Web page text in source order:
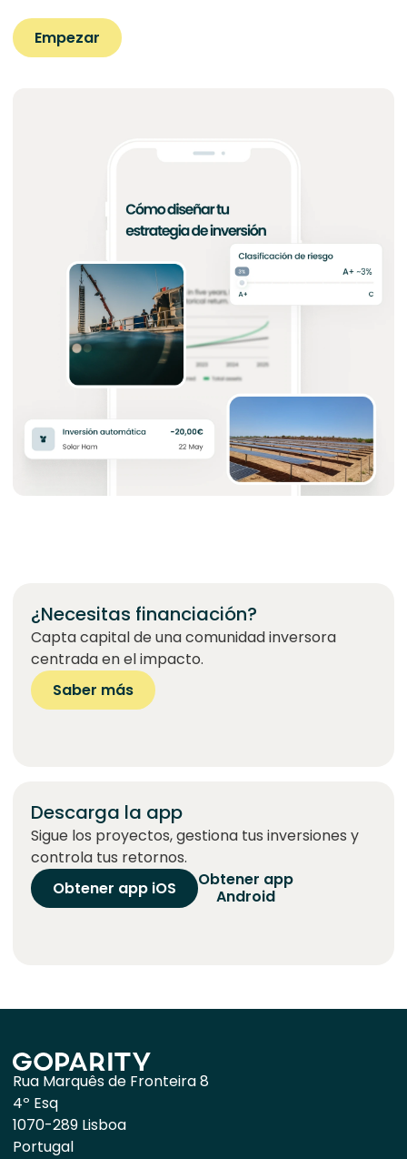
Empezar
¿Necesitas financiación?
Capta capital de una comunidad inversora
centrada en el impacto.
Saber más
Descarga la app
Sigue los proyectos, gestiona tus inversiones y
controla tus retornos.
Obtener app iOS
Obtener app
Android
Rua Marquês de Fronteira 8
4º Esq
1070-289 Lisboa
Portugal